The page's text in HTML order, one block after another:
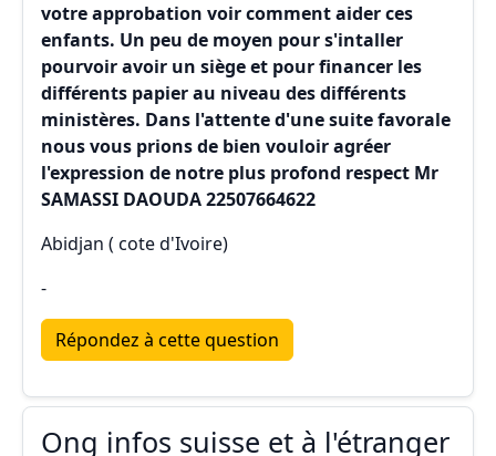
votre approbation voir comment aider ces
enfants. Un peu de moyen pour s'intaller
pourvoir avoir un siège et pour financer les
différents papier au niveau des différents
ministères. Dans l'attente d'une suite favorale
nous vous prions de bien vouloir agréer
l'expression de notre plus profond respect Mr
SAMASSI DAOUDA 22507664622
Abidjan ( cote d'Ivoire)
-
Répondez à cette question
Ong infos suisse et à l'étranger